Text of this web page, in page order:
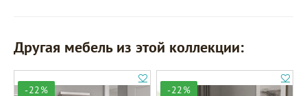
Другая мебель из этой коллекции:
-22% -22%